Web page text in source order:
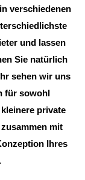
verschiedenen
und lassen
Sie natürlich
sehen wir uns
für sowohl
private
mit
Ihres